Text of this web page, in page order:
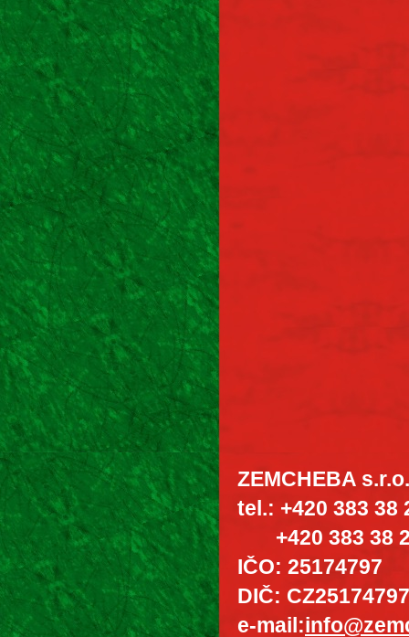
ZEMCHEBA s.r.o.
tel.: +420 383 38
+420 383 38
IČO: 25174797
DIČ: CZ25174797
e-mail: